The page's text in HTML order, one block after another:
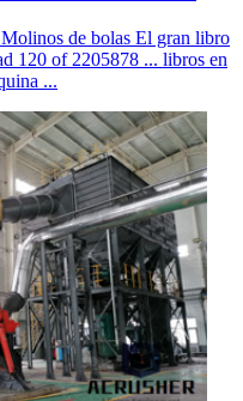
de bolas El gran libro
120 of 2205878 ... libros en
...